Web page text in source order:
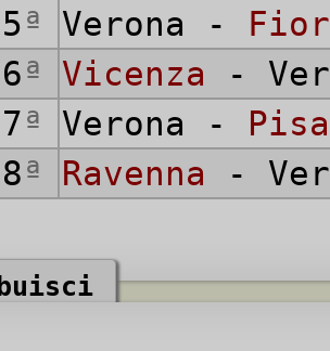
ª Verona -
ª Vicenza -
ª Verona - Pisa
ª Ravenna -